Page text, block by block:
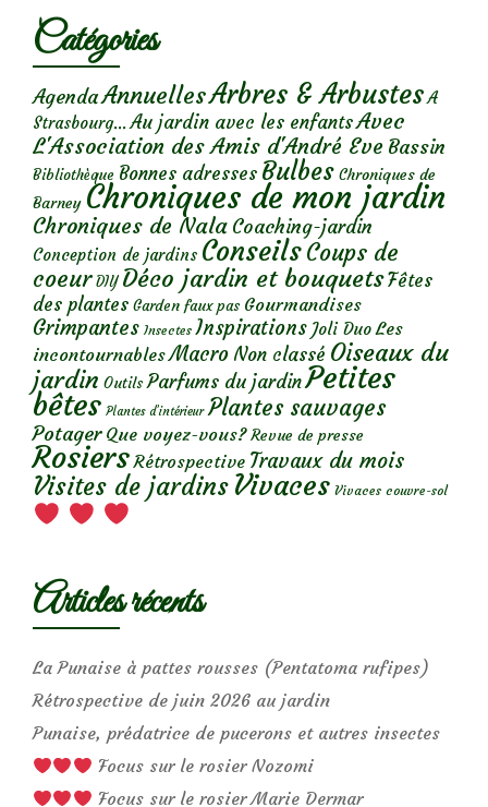
Catégories
AgendaAnnuellesArbres & Arbustes A
Strasbourg... Au jardin avec les enfantsAvec
L'Association des Amis d'André Eve Bassin
Bibliothèque Bonnes adresses Bulbes Chroniques de
Barney Chroniques de mon jardin
Chroniques de Nala Coaching-jardin
Conception de jardins ConseilsCoups de
coeur DIY Déco jardin et bouquetsFêtes
des plantes Garden faux pas Gourmandises
Grimpantes Insectes Inspirations Joli Duo Les
incontournables Macro Non classé Oiseaux du
jardin Outils Parfums du jardinPetites
bêtes Plantes d’intérieur Plantes sauvages
Potager Que voyez-vous? Revue de presse
Rosiers Rétrospective Travaux du mois
Visites de jardins Vivaces Vivaces couvre-sol
Articles récents
La Punaise à pattes rousses (Pentatoma rufipes)
Rétrospective de juin 2026 au jardin
Punaise, prédatrice de pucerons et autres insectes
Focus sur le rosier Nozomi
Focus sur le rosier Marie Dermar